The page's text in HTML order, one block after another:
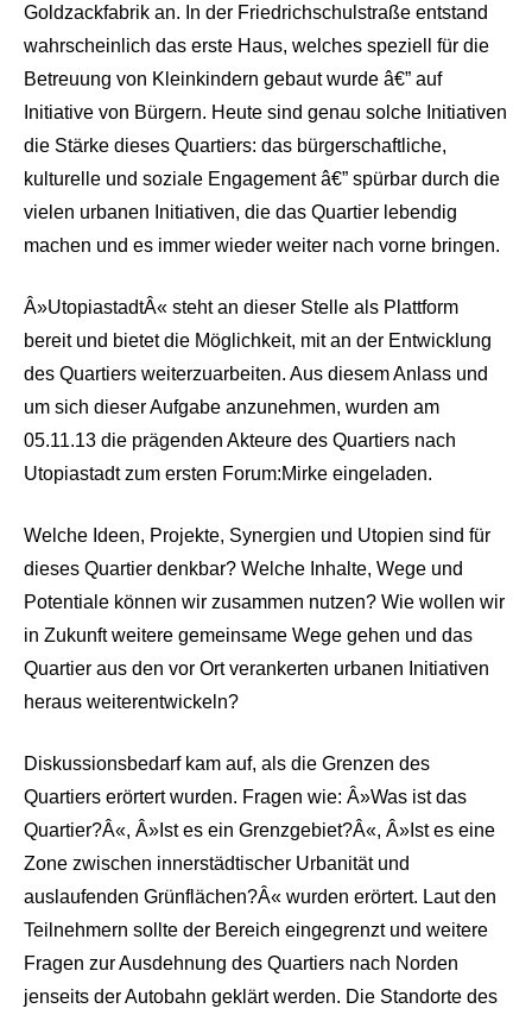
Goldzackfabrik an. In der Friedrichschulstraße entstand
wahrscheinlich das erste Haus, welches speziell für die
Betreuung von Kleinkindern gebaut wurde â€” auf
Initiative von Bürgern. Heute sind genau solche Initiativen
die Stärke dieses Quartiers: das bürgerschaftliche,
kulturelle und soziale Engagement â€” spürbar durch die
vielen urbanen Initiativen, die das Quartier lebendig
machen und es immer wieder weiter nach vorne bringen.
Â»UtopiastadtÂ« steht an dieser Stelle als Plattform
bereit und bietet die Möglichkeit, mit an der Entwicklung
des Quartiers weiterzuarbeiten. Aus diesem Anlass und
um sich dieser Aufgabe anzunehmen, wurden am
05.11.13 die prägenden Akteure des Quartiers nach
Utopiastadt zum ersten Forum:Mirke eingeladen.
Welche Ideen, Projekte, Synergien und Utopien sind für
dieses Quartier denkbar? Welche Inhalte, Wege und
Potentiale können wir zusammen nutzen? Wie wollen wir
in Zukunft weitere gemeinsame Wege gehen und das
Quartier aus den vor Ort verankerten urbanen Initiativen
heraus weiterentwickeln?
Diskussionsbedarf kam auf, als die Grenzen des
Quartiers erörtert wurden. Fragen wie: Â»Was ist das
Quartier?Â«, Â»Ist es ein Grenzgebiet?Â«, Â»Ist es eine
Zone zwischen innerstädtischer Urbanität und
auslaufenden Grünflächen?Â« wurden erörtert. Laut den
Teilnehmern sollte der Bereich eingegrenzt und weitere
Fragen zur Ausdehnung des Quartiers nach Norden
jenseits der Autobahn geklärt werden. Die Standorte des